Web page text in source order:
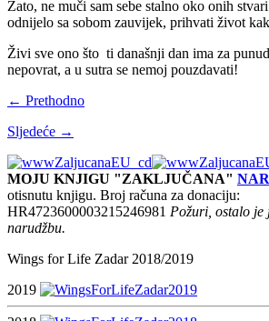
Zato, ne muči sam sebe stalno oko onih
odnijelo sa sobom zauvijek, prihvati život
Živi sve ono što ti današnji dan ima za
nepovrat, a u sutra se nemoj pouzdavati!
← Prethodno
Sljedeće →
MOJU KNJIGU "ZAKLJUČANA"
otisnutu knjigu. Broj računa za donaciju:
HR4723600003215246981 Požuri, ostalo
narudžbu.
Wings for Life Zadar 2018/2019
2019